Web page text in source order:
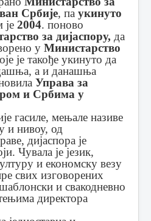
Србије, па укинуто
је 2004. поново
за дијаспору, да
у Министарство
је такође укинуто да
а и данашња
Управа за
и Србима у
гасиле, мењале називе
и нивоу, од
дијаспора је
Чувала је језик,
и економску везу
свих изговорених
и свакодневно
директора